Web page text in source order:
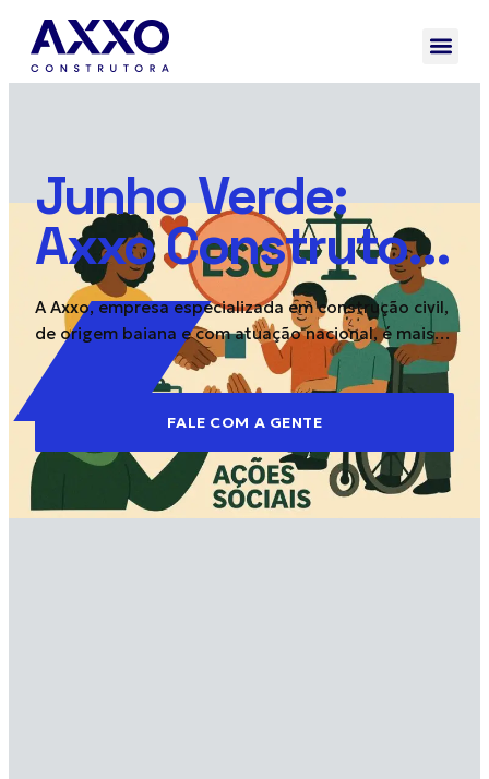
Junho Verde:
Axxo Construtora
adere Programa
Carbono Zero e
outras inciativas
ESG
A Axxo, empresa especializada em construção civil,
de origem baiana e com atuação nacional, é mais
uma das construtoras que têm adotado práticas
ESG em suas atividades. Em entrevista ao BNews, o
(QSMS) da corporação, Nayara Dourado,
mencionaram os programas e iniciativas […]
FALE COM A GENTE